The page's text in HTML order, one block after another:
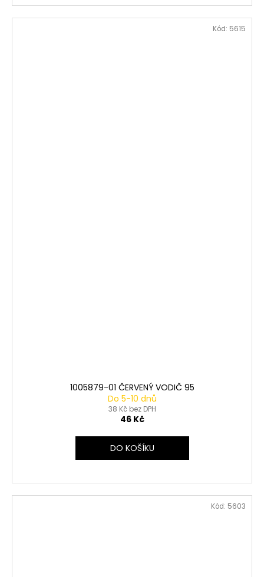
1005879-01 ČERVENÝ VODIČ 95
Do 5-10 dnů
38 Kč bez DPH
46 Kč
DO KOŠÍKU
Kód: 5615
Kód: 5603